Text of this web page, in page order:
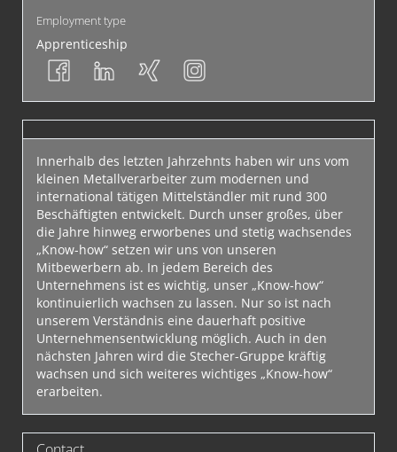
Employment type
Apprenticeship
Innerhalb des letzten Jahrzehnts haben wir uns vom
kleinen Metallverarbeiter zum modernen und
international tätigen Mittelständler mit rund 300
Beschäftigten entwickelt. Durch unser großes, über
die Jahre hinweg erworbenes und stetig wachsendes
„Know-how“ setzen wir uns von unseren
Mitbewerbern ab. In jedem Bereich des
Unternehmens ist es wichtig, unser „Know-how“
kontinuierlich wachsen zu lassen. Nur so ist nach
unserem Verständnis eine dauerhaft positive
Unternehmensentwicklung möglich. Auch in den
nächsten Jahren wird die Stecher-Gruppe kräftig
wachsen und sich weiteres wichtiges „Know-how“
erarbeiten.